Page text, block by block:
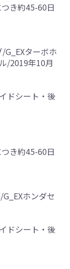
き約45-60日
G_EXターボホ
/2019年10月
ドシート・後
き約45-60日
ホンダセ
ドシート・後